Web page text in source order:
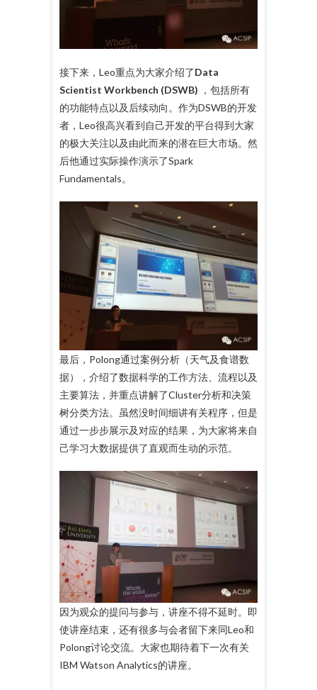
接下来，Leo重点为大家介绍了Data
Scientist Workbench (DSWB) ，包括所有
的功能特点以及后续动向。作为DSWB的开发
者，Leo很高兴看到自己开发的平台得到大家
的极大关注以及由此而来的潜在巨大市场。然
后他通过实际操作演示了Spark
Fundamentals。
最后，Polong通过案例分析（天气及食谱数
据），介绍了数据科学的工作方法、流程以及
主要算法，并重点讲解了Cluster分析和决策
树分类方法。虽然没时间细讲有关程序，但是
通过一步步展示及对应的结果，为大家将来自
己学习大数据提供了直观而生动的示范。
因为观众的提问与参与，讲座不得不延时。即
使讲座结束，还有很多与会者留下来同Leo和
Polong讨论交流。大家也期待着下一次有关
IBM Watson Analytics的讲座。